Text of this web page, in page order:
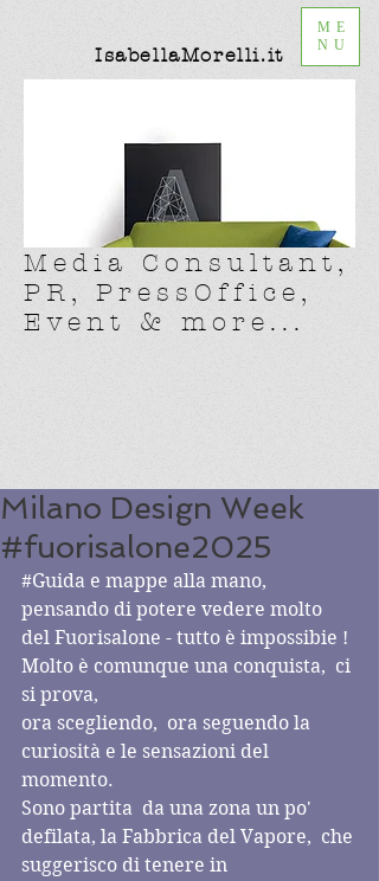
Media Consultant,
PR, PressOffice,
Event & more...
IsabellaMorelli.it
ME
NU
Milano Design Week
#fuorisalone2025
#Guida e mappe alla mano,
pensando di potere vedere molto
del Fuorisalone - tutto è impossibie !
Molto è comunque una conquista,  ci
si prova,
ora scegliendo,  ora seguendo la
curiosità e le sensazioni del
momento.
Sono partita  da una zona un po'
defilata, la Fabbrica del Vapore,  che
suggerisco di tenere in